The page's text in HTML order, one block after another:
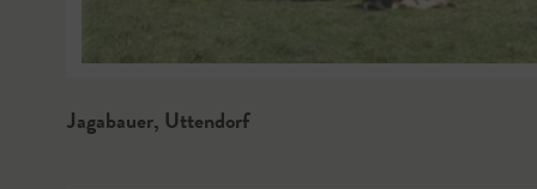
Jagabauer, Uttendorf